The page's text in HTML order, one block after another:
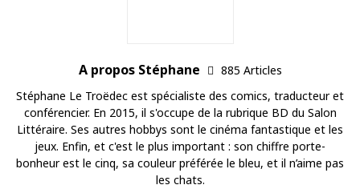
A propos Stéphane
885 Articles
Stéphane Le Troëdec est spécialiste des comics, traducteur et
conférencier. En 2015, il s'occupe de la rubrique BD du Salon
Littéraire. Ses autres hobbys sont le cinéma fantastique et les
jeux. Enfin, et c'est le plus important : son chiffre porte-
bonheur est le cinq, sa couleur préférée le bleu, et il n’aime pas
les chats.